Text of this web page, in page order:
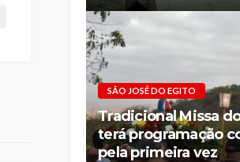
SÃO JOSÉ DO EGITO
Tradicional Missa
terá programação
pela primeira vez